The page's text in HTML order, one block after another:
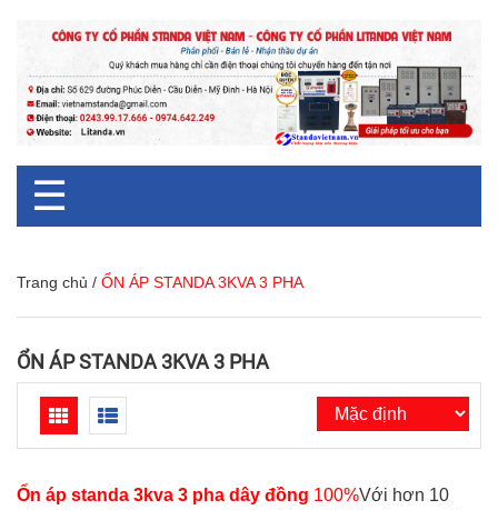
☰
Trang chủ / ỔN ÁP STANDA 3KVA 3 PHA
ỔN ÁP STANDA 3KVA 3 PHA
Ổn áp standa 3kva 3 pha dây đồng 100%Với hơn 10